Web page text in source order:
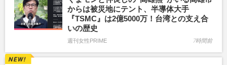
からは被災地にテント、半導体大手
『TSMC』は2億5000万！台湾との支え合
いの歴史
週刊女性PRIME 7時間前